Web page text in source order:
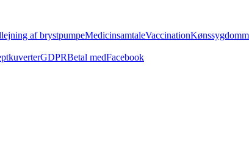
af brystpumpeMedicinsamtaleVaccination
GDPRBetal medFacebook